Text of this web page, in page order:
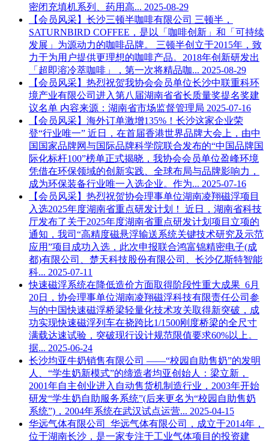
密闭充填机系列、药用高... 2025-08-29
【会员风采】长沙三顿半咖啡有限公司 三顿半，
SATURNBIRD COFFEE，是以「咖啡创新」和「可持续
发展」为源动⼒的咖啡品牌。 三顿半创⽴于2015年，致
⼒于为⽤户提供更理想的咖啡产品。2018年创新研发出
「超即溶冷萃咖啡」，第⼀次将精品咖... 2025-08-29
【会员风采】热烈祝贺我协会会员单位长沙中联重科环
境产业有限公司进入第八届湖南省省长质量奖提名奖建
议名单 内容来源：湖南省市场监督管理局 2025-07-16
【会员风采】海外订单激增135%！长沙这家企业荣
登“行业唯一” 近日，在首届香港世界品牌大会上，由中
国国家品牌网与国际品牌科学院联合发布的“中国品牌国
际化标杆100”榜单正式揭晓，我协会会员单位盈峰环境
凭借在环保领域的创新实践、全球布局与品牌影响力，
成为环保装备行业唯一入选企业。作为... 2025-07-16
【会员风采】热烈祝贺协会理事单位湖南凌翔磁浮项目
入选2025年度湖南省重点研发计划！
近日，湖南省科技
厅发布了关于2025年度湖南省重点研发计划项目立项的
通知，我司“高精度磁悬浮输送系统关键技术研究及示范
应用”项目成功入选，此次申报联合鸿富锦精密电子(成
都)有限公司、楚天科技股份有限公司、长沙亿斯特智能
科... 2025-07-11
快速磁浮系统在降低造价方面取得阶段性重大成果 6月
20日，协会理事单位湖南凌翔磁浮科技有限责任公司参
与的中国快速磁浮桥梁轻量化技术攻关取得新突破，成
功实现快速磁浮列车在挠跨比1/1500刚度桥梁的全尺寸
满载达速试验，突破现行设计规范限值要求60%以上。
据... 2025-06-24
长沙均亚牛奶销售有限公司 ——“校园自助售奶”的发明
人、“学生奶新模式”的缔造者均亚创始人：梁立新，
2001年自主创业进入自动售货机制造行业，2003年开始
研发“学生奶自助服务系统”(后来更名为“校园自助售奶
系统”)，2004年系统在武汉试点运营... 2025-04-15
华远气体有限公司
华远气体有限公司，成立于2014年，
位于湖南长沙，是一家专注于工业气体项目的投资建